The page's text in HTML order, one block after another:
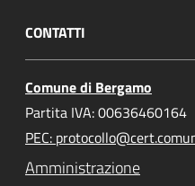
CONTATTI
Comune di Bergamo
Partita IVA: 00636460164
PEC:
Amministrazione